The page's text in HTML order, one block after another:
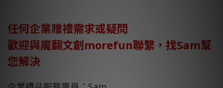
任何企業贈禮需求或疑問
歡迎與魔翻文創morefun聯繫，找Sam幫
您解決